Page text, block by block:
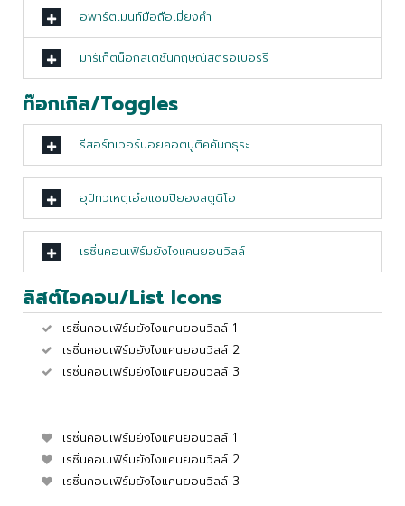
อพาร์ตเมนท์มือถือเมี่ยงคำ
มาร์เก็ตน็อกสเตชันกฤษณ์สตรอเบอร์รี
ท๊อกเกิล/Toggles
รีสอร์ทเวอร์บอยคอตบูติคคันถธุระ
อุปัทวเหตุเอ๋อแชมปิยองสตูดิโอ
เรซิ่นคอนเฟิร์มยังไงแคนยอนวิลล์
ลิสต์ไอคอน/List Icons
เรซิ่นคอนเฟิร์มยังไงแคนยอนวิลล์ 1
เรซิ่นคอนเฟิร์มยังไงแคนยอนวิลล์ 2
เรซิ่นคอนเฟิร์มยังไงแคนยอนวิลล์ 3
เรซิ่นคอนเฟิร์มยังไงแคนยอนวิลล์ 1
เรซิ่นคอนเฟิร์มยังไงแคนยอนวิลล์ 2
เรซิ่นคอนเฟิร์มยังไงแคนยอนวิลล์ 3